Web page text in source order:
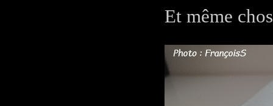
Et même